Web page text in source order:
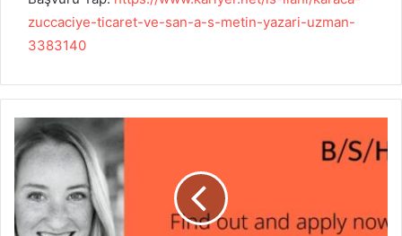
zuccaciye-ticaret-ve-san-a-s-metin-yazari-uzman-
3383140